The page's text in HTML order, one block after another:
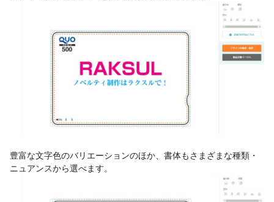
豊富な文字色のバリエーションのほか、書体もさまざまな種類・
ニュアンスから選べます。